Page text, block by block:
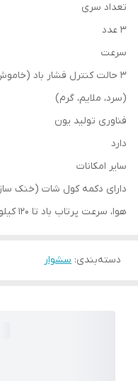
تعداد سری
3 عدد
سرعت
(سرد، ملایم، گرم)
فناوری تولید یون
دارد
سایر امکانات
دارای دکمه کول شات (خنک
هوا، سرعت پرتاب باد تا 120 کیلومتر بر ساعت، صدای بسیار کم
دسته‌بندی: سشوار